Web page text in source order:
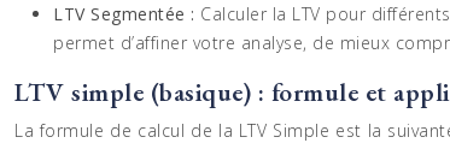
LTV Segmentée : Calculer la LTV pour
permet d’affiner votre analyse, de mieux
LTV simple (basique) : formule et
La formule de calcul de la LTV Simple est la